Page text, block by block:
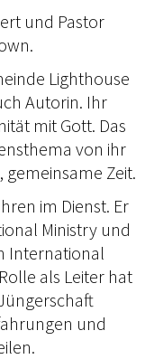
und Pastor
Lighthouse
Autorin. Ihr
mit Gott. Das
von ihr
Zeit.
im Dienst. Er
Ministry und
International
als Leiter hat
und